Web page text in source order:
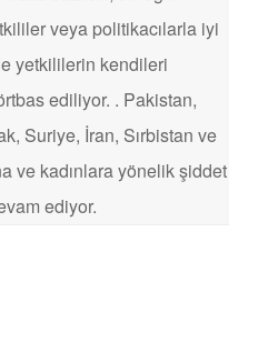
veya politikacılarla iyi
yetkililerin kendileri
ediliyor. . Pakistan,
Suriye, İran, Sırbistan ve
ve kadınlara yönelik şiddet
ediyor.